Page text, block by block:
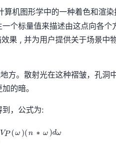
算机图形学中的一种着色和渲
个标量值来描述由这点向各个
果 , 并为用户提供关于场景中
方。散射光在这种褶皱，孔洞
的暗。
，公式为:
A_{p}(\overrightarrow {n} )=1-
VP ( ω )( n ∗ ω )dω